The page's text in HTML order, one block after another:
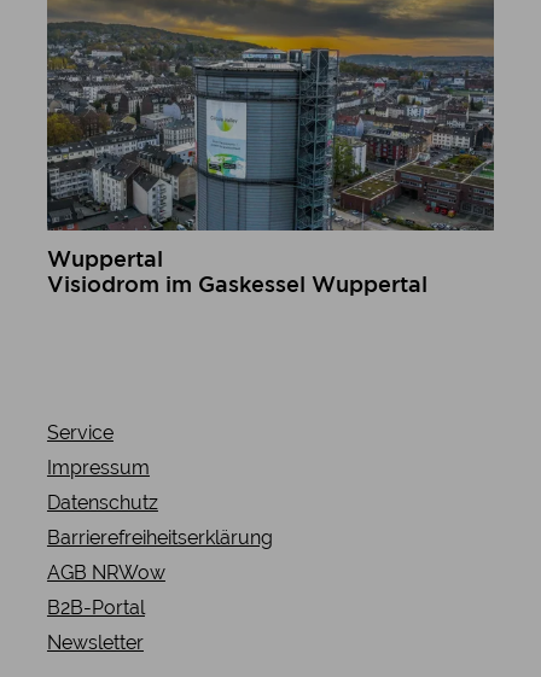
Wuppertal
Visiodrom im Gaskessel Wuppertal
Service
Impressum
Datenschutz
Barrierefreiheitserklärung
AGB NRWow
B2B-Portal
Newsletter